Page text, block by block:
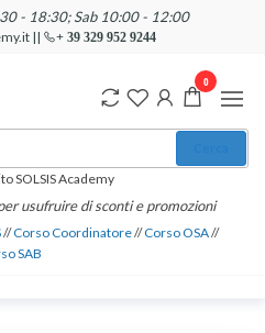
- 18:30; Sab 10:00 - 12:00
|| + 39 329 952 9244
SOLSIS Academy
usufruire di sconti e promozioni
//Corso Coordinatore//Corso OSA//
SAB
0